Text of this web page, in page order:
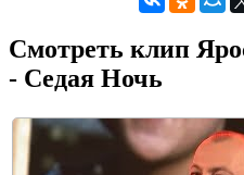
Смотреть клип
- Седая Ночь